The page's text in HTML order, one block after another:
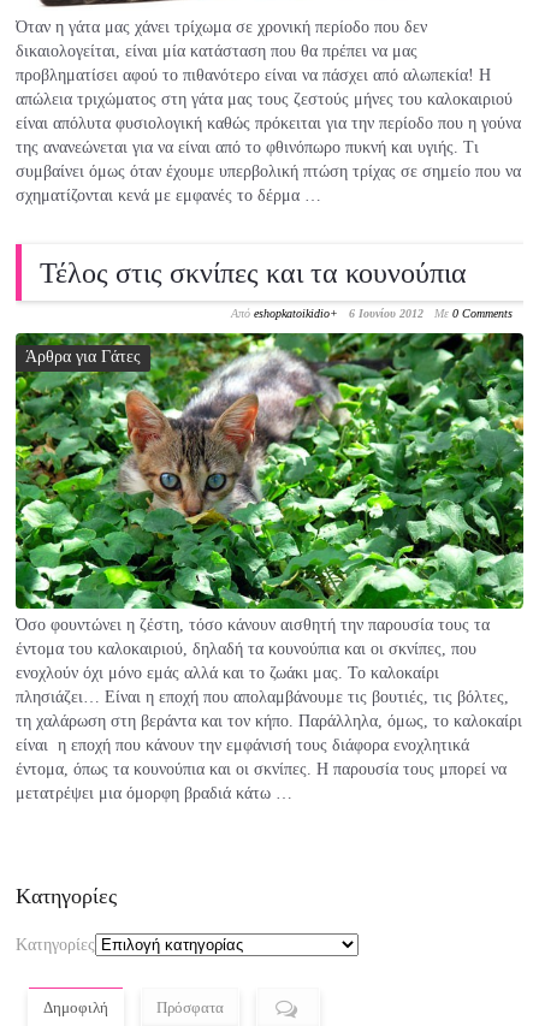
Όταν η γάτα μας χάνει τρίχωμα σε χρονική περίοδο που δεν
δικαιολογείται, είναι μία κατάσταση που θα πρέπει να μας
προβληματίσει αφού το πιθανότερο είναι να πάσχει από αλωπεκία! Η
απώλεια τριχώματος στη γάτα μας τους ζεστούς μήνες του καλοκαιριού
είναι απόλυτα φυσιολογική καθώς πρόκειται για την περίοδο που η γούνα
της ανανεώνεται για να είναι από το φθινόπωρο πυκνή και υγιής. Τι
συμβαίνει όμως όταν έχουμε υπερβολική πτώση τρίχας σε σημείο που να
σχηματίζονται κενά με εμφανές το δέρμα …
Τέλος στις σκνίπες και τα κουνούπια
Απόeshopkatoikidio+ 6 Ιουνίου 2012 Με0 Comments
Άρθρα για Γάτες
Όσο φουντώνει η ζέστη, τόσο κάνουν αισθητή την παρουσία τους τα
έντομα του καλοκαιριού, δηλαδή τα κουνούπια και οι σκνίπες, που
ενοχλούν όχι μόνο εμάς αλλά και το ζωάκι μας. Το καλοκαίρι
πλησιάζει… Είναι η εποχή που απολαμβάνουμε τις βουτιές, τις βόλτες,
τη χαλάρωση στη βεράντα και τον κήπο. Παράλληλα, όμως, το καλοκαίρι
είναι η εποχή που κάνουν την εμφάνισή τους διάφορα ενοχλητικά
έντομα, όπως τα κουνούπια και οι σκνίπες. H παρουσία τους μπορεί να
μετατρέψει μια όμορφη βραδιά κάτω …
Kατηγορίες
Kατηγορίες
Δημοφιλή Πρόσφατα